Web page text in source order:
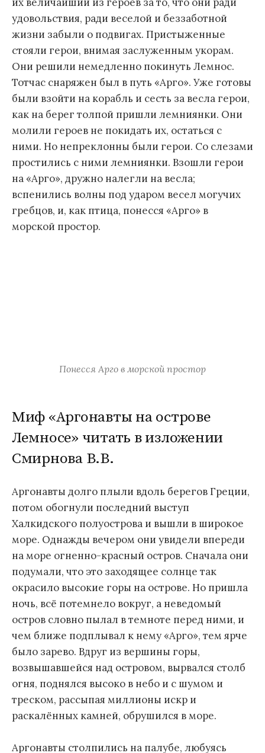
удовольствия, ради веселой и беззаботной
жизни забыли о подвигах. Пристыженные
стояли герои, внимая заслуженным укорам.
Они решили немедленно покинуть Лемнос.
Тотчас снаряжен был в путь «Арго». Уже готовы
были взойти на корабль и сесть за весла герои,
как на берег толпой пришли лемниянки. Они
молили героев не покидать их, остаться с
ними. Но непреклонны были герои. Со слезами
простились с ними лемниянки. Взошли герои
на «Арго», дружно налегли на весла;
вспенились волны под ударом весел могучих
гребцов, и, как птица, понесся «Арго» в
морской простор.
Понесся Арго в морской простор
Миф «Аргонавты на острове
Лемносе» читать в изложении
Смирнова В.В.
Аргонавты долго плыли вдоль берегов Греции,
потом обогнули последний выступ
Халкидского полуострова и вышли в широкое
море. Однажды вечером они увидели впереди
на море огненно-красный остров. Сначала они
подумали, что это заходящее солнце так
окрасило высокие горы на острове. Но пришла
ночь, всё потемнело вокруг, а неведомый
остров словно пылал в темноте перед ними, и
чем ближе подплывал к нему «Арго», тем ярче
было зарево. Вдруг из вершины горы,
возвышавшейся над островом, вырвался столб
огня, поднялся высоко в небо и с шумом и
треском, рассыпая миллионы искр и
раскалённых камней, обрушился в море.
Аргонавты столпились на палубе, любуясь